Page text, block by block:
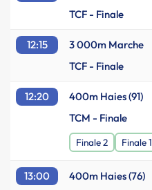
TCF - Finale
12:15 3 000m Marche
TCF - Finale
12:20 400m Haies (91)
TCM - Finale
Finale 2 Finale 1
13:00 400m Haies (76)